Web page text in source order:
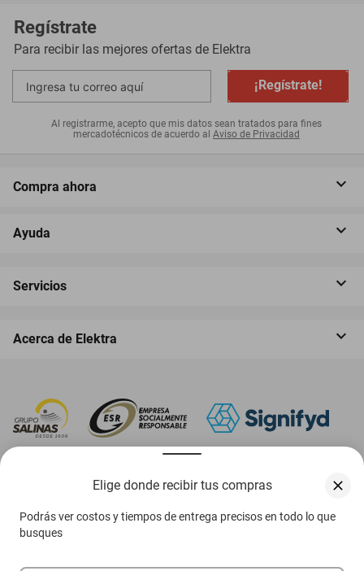
Elige donde recibir tus compras
Podrás ver costos y tiempos de entrega precisos en todo lo que
busques
Regístrate
Para recibir las mejores ofertas de Elektra
¡Regístrate!
Al registrarme, acepto que mis datos sean tratados para fines
mercadotécnicos de acuerdo al Aviso de Privacidad
Compra ahora
Ayuda
Servicios
Acerca de Elektra